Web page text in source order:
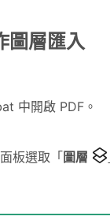
圖層匯入
中開啟 PDF。
板選取「圖層